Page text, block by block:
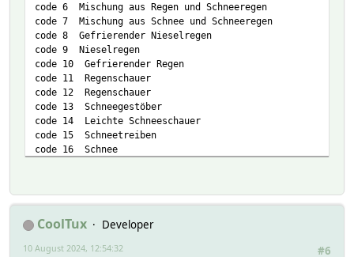
code 6 Mischung aus Regen und Schneeregen
code 7 Mischung aus Schnee und Schneeregen
code 8 Gefrierender Nieselregen
code 9 Nieselregen
code 10 Gefrierender Regen
code 11 Regenschauer
code 12 Regenschauer
code 13 Schneegestöber
code 14 Leichte Schneeschauer
code 15 Schneetreiben
code 16 Schnee
code 19 Staub
code 20 Nebelig
code 21 Dunst
code 23 Stürmisch
CoolTux
Developer
#6
10 August 2024, 12:54:32